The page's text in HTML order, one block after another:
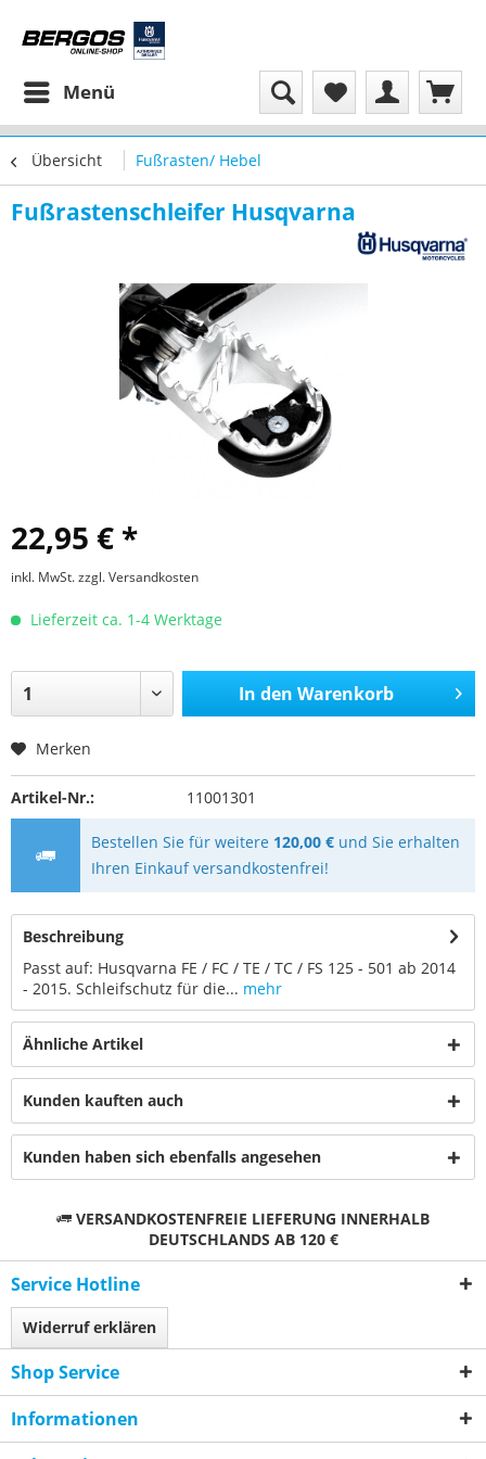
Menü
Übersicht Fußrasten/ Hebel
Fußrastenschleifer Husqvarna
22,95 € *
inkl. MwSt.zzgl. Versandkosten
Lieferzeit ca. 1-4 Werktage
In den Warenkorb
Merken
Artikel-Nr.: 11001301
Bestellen Sie für weitere 120,00 € und Sie erhalten
Ihren Einkauf versandkostenfrei!
Beschreibung
Passt auf: Husqvarna FE / FC / TE / TC / FS 125 - 501 ab 2014
- 2015. Schleifschutz für die... mehr
Ähnliche Artikel
Kunden kauften auch
Kunden haben sich ebenfalls angesehen
VERSANDKOSTENFREIE LIEFERUNG INNERHALB
DEUTSCHLANDS AB 120 €
Service Hotline
Widerruf erklären
Shop Service
Informationen